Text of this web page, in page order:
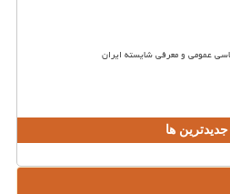
عمومی و معرفی شایسته ایران
جدیدترین ها